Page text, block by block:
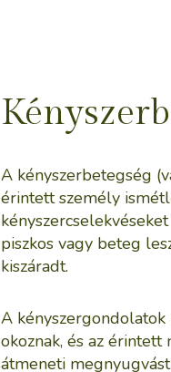
A kényszerbetegség
érintett személy
piszkos vagy beteg
kiszáradt.
A kényszergondolatok
okoznak, és az
átmeneti